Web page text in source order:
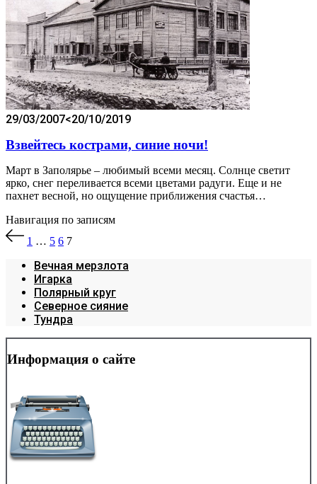
29/03/2007<20/10/2019
Взвейтесь кострами, синие ночи!
Март в Заполярье – любимый всеми месяц. Солнце светит
ярко, снег переливается всеми цветами радуги. Еще и не
пахнет весной, но ощущение приближения счастья…
Навигация по записям
1 … 5 6 7
Вечная мерзлота
Игарка
Полярный круг
Северное сияние
Тундра
Информация о сайте